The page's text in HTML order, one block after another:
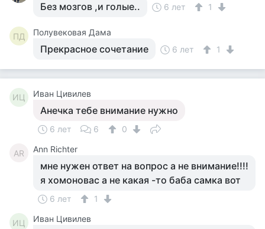
Без мозгов ,и голые.. 6 лет 1
ПД Полувековая Дама
Прекрасное сочетание 6 лет 1
ИЦ Иван Цивилев
Анечка тебе внимание нужно
6 лет 6 0
AR Ann Richter
мне нужен ответ на вопрос а не внимание!!!!
я хомоновас а не какая -то баба самка вот
6 лет 1
ИЦ Иван Цивилев